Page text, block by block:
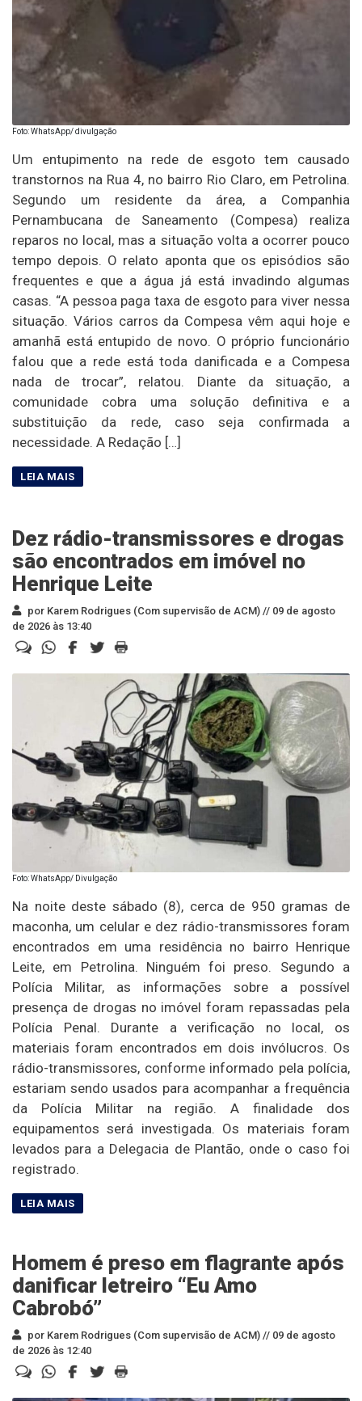
Foto: WhatsApp/ divulgação
Um entupimento na rede de esgoto tem causado
transtornos na Rua 4, no bairro Rio Claro, em Petrolina.
Segundo um residente da área, a Companhia
Pernambucana de Saneamento (Compesa) realiza
reparos no local, mas a situação volta a ocorrer pouco
tempo depois. O relato aponta que os episódios são
frequentes e que a água já está invadindo algumas
casas. “A pessoa paga taxa de esgoto para viver nessa
situação. Vários carros da Compesa vêm aqui hoje e
amanhã está entupido de novo. O próprio funcionário
falou que a rede está toda danificada e a Compesa
nada de trocar”, relatou. Diante da situação, a
comunidade cobra uma solução definitiva e a
substituição da rede, caso seja confirmada a
necessidade. A Redação […]
Dez rádio-transmissores e drogas
são encontrados em imóvel no
Henrique Leite
por Karem Rodrigues (Com supervisão de ACM) // 09 de agosto
de 2026 às 13:40
Foto: WhatsApp/ Divulgação
Na noite deste sábado (8), cerca de 950 gramas de
maconha, um celular e dez rádio-transmissores foram
encontrados em uma residência no bairro Henrique
Leite, em Petrolina. Ninguém foi preso. Segundo a
Polícia Militar, as informações sobre a possível
presença de drogas no imóvel foram repassadas pela
Polícia Penal. Durante a verificação no local, os
materiais foram encontrados em dois invólucros. Os
rádio-transmissores, conforme informado pela polícia,
estariam sendo usados para acompanhar a frequência
da Polícia Militar na região. A finalidade dos
equipamentos será investigada. Os materiais foram
levados para a Delegacia de Plantão, onde o caso foi
registrado.
Homem é preso em flagrante após
danificar letreiro “Eu Amo
Cabrobó”
por Karem Rodrigues (Com supervisão de ACM) // 09 de agosto
de 2026 às 12:40